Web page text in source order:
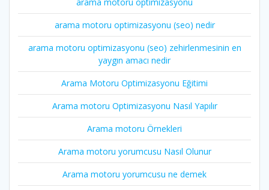
arama motoru optimizasyonu
arama motoru optimizasyonu (seo) nedir
arama motoru optimizasyonu (seo) zehirlenmesinin en
yaygın amacı nedir
Arama Motoru Optimizasyonu Eğitimi
Arama motoru Optimizasyonu Nasıl Yapılır
Arama motoru Örnekleri
Arama motoru yorumcusu Nasıl Olunur
Arama motoru yorumcusu ne demek